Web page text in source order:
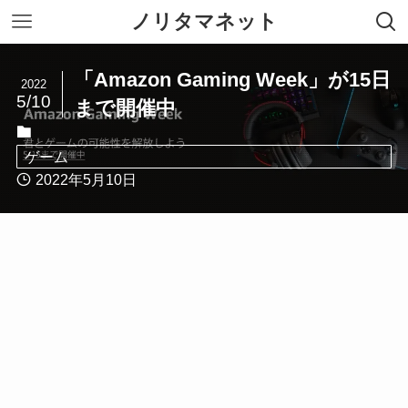
ノリタマネット
「Amazon Gaming Week」が15日
まで開催中
2022
5/10
ゲーム
2022年5月10日